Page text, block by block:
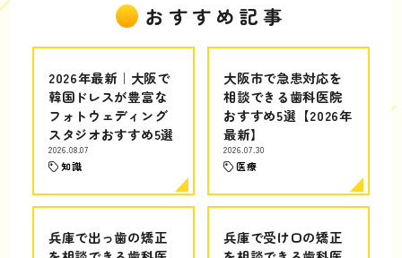
おすすめ記事
2026年最新｜大阪で
韓国ドレスが豊富な
フォトウェディング
スタジオおすすめ5選
2026.08.07
知識
大阪市で急患対応を
相談できる歯科医院
おすすめ5選【2026年
最新】
2026.07.30
医療
兵庫で出っ歯の矯正
兵庫で受け口の矯正